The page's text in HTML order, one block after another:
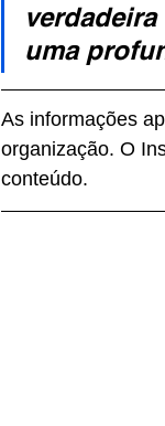
uma
As informações
organização. O
conteúdo.